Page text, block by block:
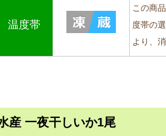
温度帯
この商
度帯の
より、
産 一夜干しいか1尾